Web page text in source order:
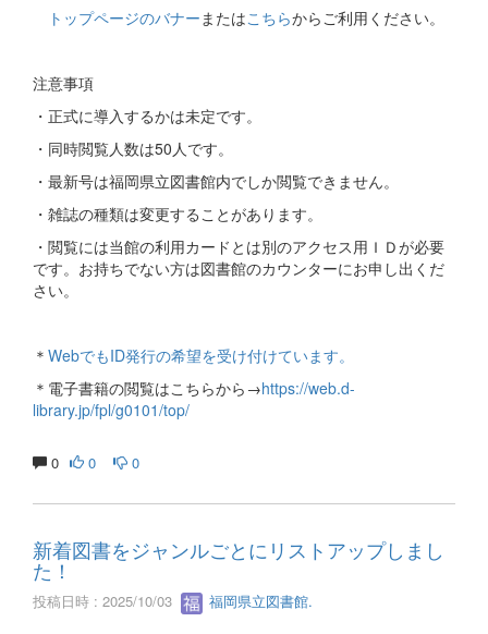
トップページのバナーまたはこちらからご利用ください。
注意事項
・正式に導入するかは未定です。
・同時閲覧人数は50人です。
・最新号は福岡県立図書館内でしか閲覧できません。
・雑誌の種類は変更することがあります。
・閲覧には当館の利用カードとは別のアクセス用ＩＤが必要
です。お持ちでない方は図書館のカウンターにお申し出くだ
さい。
＊ WebでもID発行の希望を受け付けています。
＊電子書籍の閲覧はこちらから→https://web.d-
library.jp/fpl/g0101/top/
0 0 0
新着図書をジャンルごとにリストアップしまし
た！
投稿日時 : 2025/10/03 福岡県立図書館.